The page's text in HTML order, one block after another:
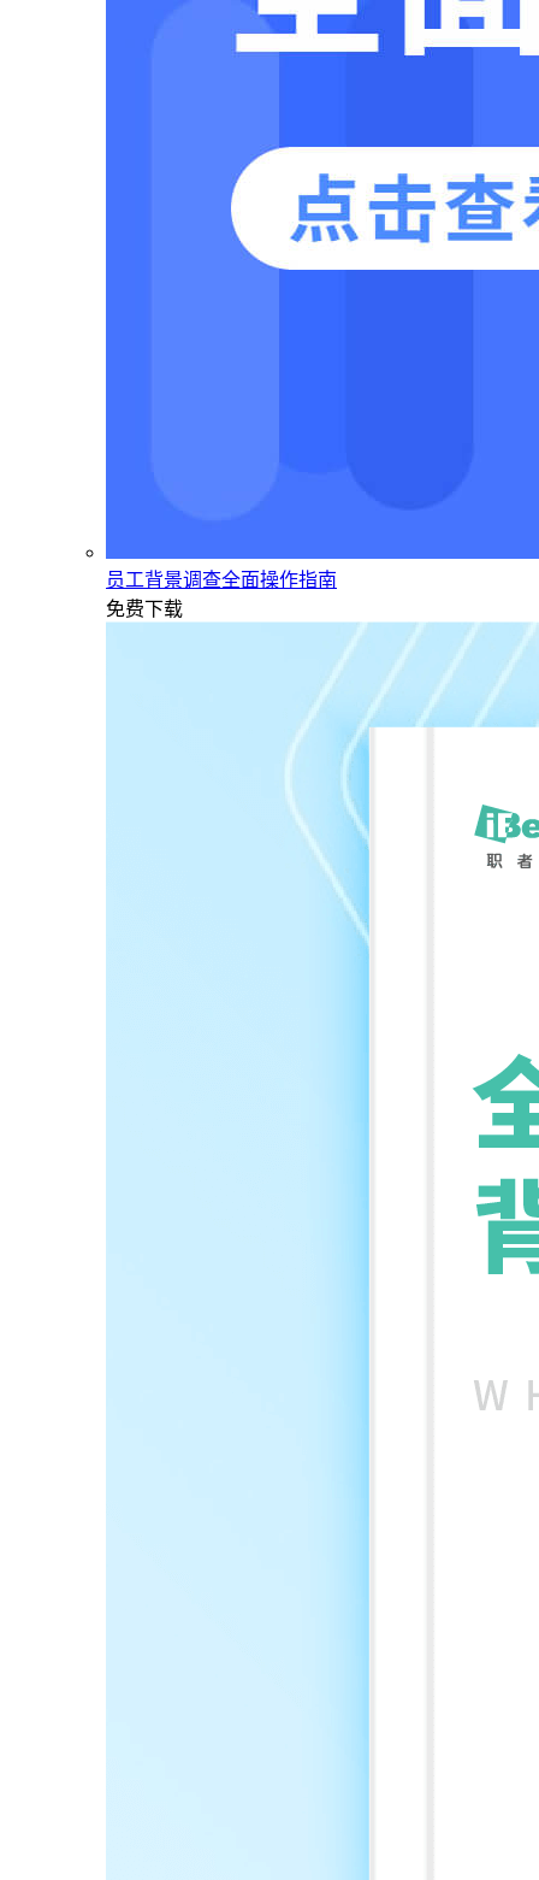
员工背景调查全面操作指南
免费下载